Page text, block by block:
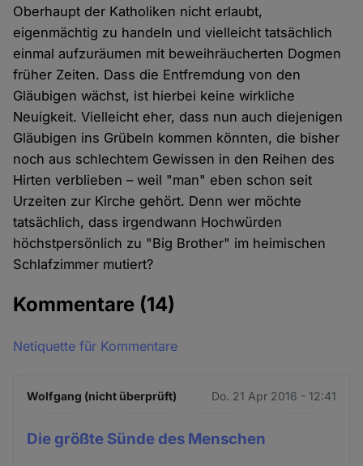
Oberhaupt der Katholiken nicht erlaubt,
eigenmächtig zu handeln und vielleicht tatsächlich
einmal aufzuräumen mit beweihräucherten Dogmen
früher Zeiten. Dass die Entfremdung von den
Gläubigen wächst, ist hierbei keine wirkliche
Neuigkeit. Vielleicht eher, dass nun auch diejenigen
Gläubigen ins Grübeln kommen könnten, die bisher
noch aus schlechtem Gewissen in den Reihen des
Hirten verblieben – weil "man" eben schon seit
Urzeiten zur Kirche gehört. Denn wer möchte
tatsächlich, dass irgendwann Hochwürden
höchstpersönlich zu "Big Brother" im heimischen
Schlafzimmer mutiert?
Kommentare (14)
Netiquette für Kommentare
Wolfgang (nicht überprüft) Do. 21 Apr 2016 - 12:41
Die größte Sünde des Menschen